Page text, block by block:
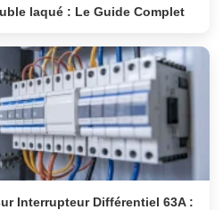
laqué : Le Guide Complet
Interrupteur Différentiel 63A :